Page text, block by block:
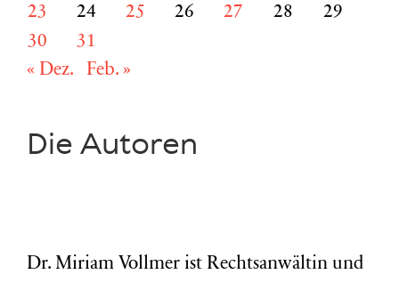
23
24 25 26 27 28
29
30
31
« Dez.
Feb. »
Die Autoren
Dr. Miriam Vollmer ist Rechtsanwältin und